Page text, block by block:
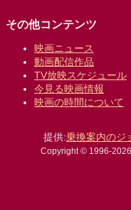
その他コンテンツ
映画ニュース
動画配信作品
TV放映スケジュール
今見る映画情報
映画の時間について
提供:乗換案内のジ
Copyright © 1996-